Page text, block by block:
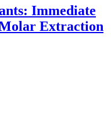
Immediate
Extraction